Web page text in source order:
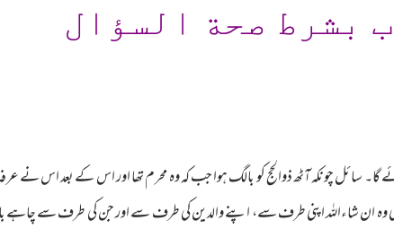
بشرط صحة السؤال
سائل چونکہ آٹھ ذوالحج کو بالگ ہوا جب کہ وہ محرم تھا اور اس کے بعد اس نے
وہ ان شاءاللہ اپنی طرف سے، اپنے والدین کی طرف سے اور جن کی طرف سے چاہے